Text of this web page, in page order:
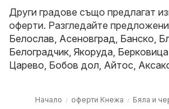
Други градове също предлагат
оферти. Разгледайте
Белослав, Асеновград, Банско,
Белоградчик, Якоруда, Берковица
Царево, Бобов дол, Айтос,
Начало оферти Кнежа Бяла и